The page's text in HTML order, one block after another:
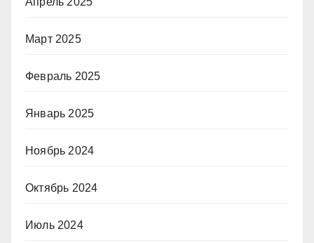
Март 2025
Февраль 2025
Январь 2025
Ноябрь 2024
Октябрь 2024
Июль 2024